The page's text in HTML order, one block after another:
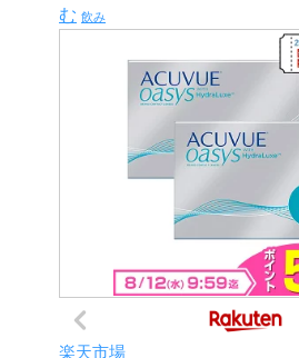
む 飲み
楽天市場